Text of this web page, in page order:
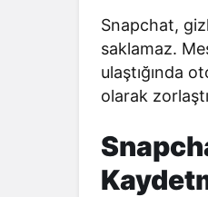
Snapchat,
saklamaz.
ulaştığında
olarak